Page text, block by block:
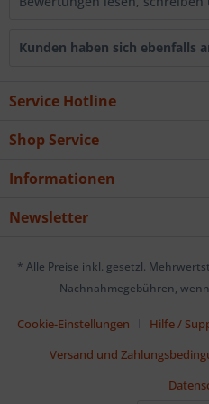
Kunden haben sich ebenfalls
Service Hotline
Shop Service
Informationen
Newsletter
* Alle Preise inkl. gesetzl.
Nachnahmegebühren,
Cookie-Einstellungen Hilfe /
Versand und